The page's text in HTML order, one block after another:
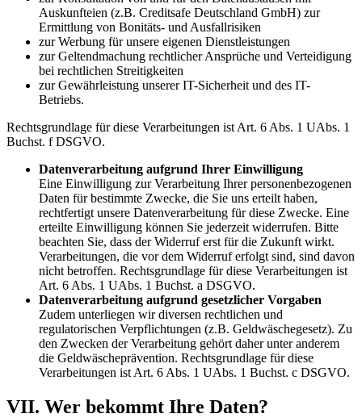
Auskunfteien (z.B. Creditsafe Deutschland GmbH) zur
Ermittlung von Bonitäts- und Ausfallrisiken
zur Werbung für unsere eigenen Dienstleistungen
zur Geltendmachung rechtlicher Ansprüche und Verteidigung
bei rechtlichen Streitigkeiten
zur Gewährleistung unserer IT-Sicherheit und des IT-
Betriebs.
Rechtsgrundlage für diese Verarbeitungen ist Art. 6 Abs. 1 UAbs. 1
Buchst. f DSGVO.
Datenverarbeitung aufgrund Ihrer Einwilligung
Eine Einwilligung zur Verarbeitung Ihrer personenbezogenen
Daten für bestimmte Zwecke, die Sie uns erteilt haben,
rechtfertigt unsere Datenverarbeitung für diese Zwecke. Eine
erteilte Einwilligung können Sie jederzeit widerrufen. Bitte
beachten Sie, dass der Widerruf erst für die Zukunft wirkt.
Verarbeitungen, die vor dem Widerruf erfolgt sind, sind davon
nicht betroffen. Rechtsgrundlage für diese Verarbeitungen ist
Art. 6 Abs. 1 UAbs. 1 Buchst. a DSGVO.
Datenverarbeitung aufgrund gesetzlicher Vorgaben
Zudem unterliegen wir diversen rechtlichen und
regulatorischen Verpflichtungen (z.B. Geldwäschegesetz). Zu
den Zwecken der Verarbeitung gehört daher unter anderem
die Geldwäscheprävention. Rechtsgrundlage für diese
Verarbeitungen ist Art. 6 Abs. 1 UAbs. 1 Buchst. c DSGVO.
VII. Wer bekommt Ihre Daten?